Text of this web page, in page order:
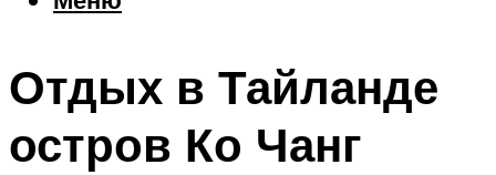
Шоппинг
Что посетить
Отдых в Тайланде
остров Ко Чанг